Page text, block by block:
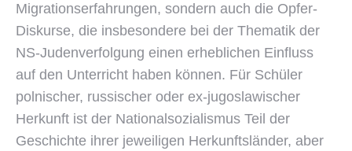
Migrationserfahrungen, sondern auch die Opfer-
Diskurse, die insbesondere bei der Thematik der
NS-Judenverfolgung einen erheblichen Einfluss
auf den Unterricht haben können. Für Schüler
polnischer, russischer oder ex-jugoslawischer
Herkunft ist der Nationalsozialismus Teil der
Geschichte ihrer jeweiligen Herkunftsländer, aber